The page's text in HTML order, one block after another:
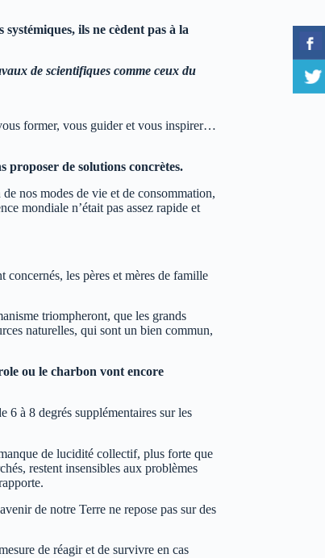
systémiques, ils ne cèdent pas à la
de scientifiques comme ceux du
former, vous guider et vous inspirer…
proposer de solutions concrètes.
nos modes de vie et de consommation,
mondiale n’était pas assez rapide et
concernés, les pères et mères de famille
triompheront, que les grands
naturelles, qui sont un bien commun,
ou le charbon vont encore
6 à 8 degrés supplémentaires sur les
de lucidité collectif, plus forte que
restent insensibles aux problèmes
de notre Terre ne repose pas sur des
de réagir et de survivre en cas